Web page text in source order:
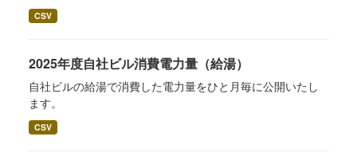
CSV
2025年度自社ビル消費電力量（給湯）
自社ビルの給湯で消費した電力量をひと月毎に公開いたし
ます。
CSV